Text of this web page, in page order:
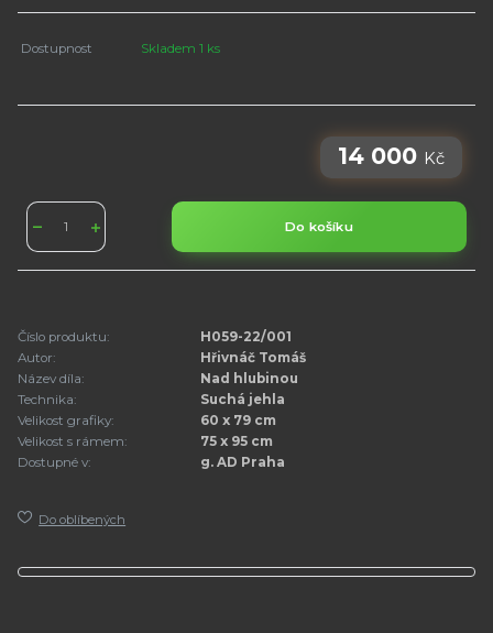
Dostupnost Skladem 1 ks
14 000 Kč
Do košíku
Číslo produktu:
H059-22/001
Autor:
Hřivnáč Tomáš
Název díla:
Nad hlubinou
Technika:
Suchá jehla
Velikost grafiky:
60 x 79 cm
Velikost s rámem:
75 x 95 cm
Dostupné v:
g. AD Praha
Do oblíbených